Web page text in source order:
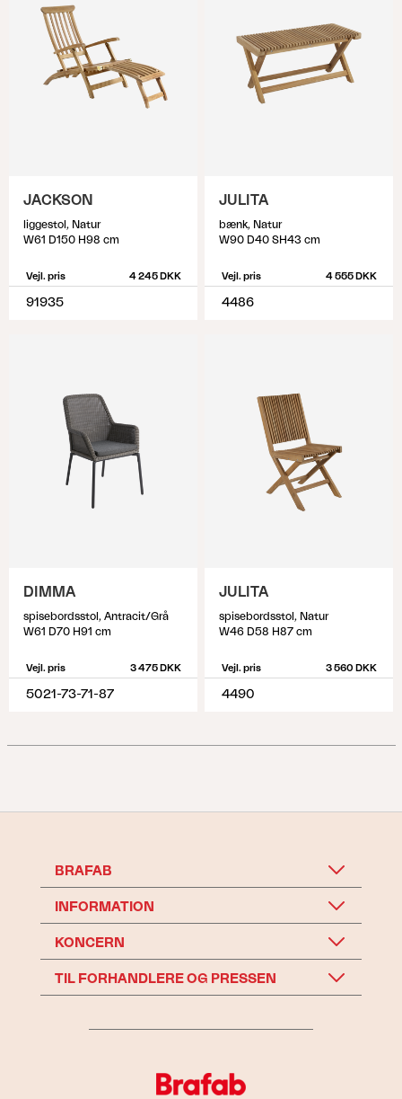
JACKSON
liggestol, Natur
W61 D150 H98 cm
Vejl. pris 4 245 DKK
91935
JULITA
bænk, Natur
W90 D40 SH43 cm
Vejl. pris 4 555 DKK
4486
DIMMA
spisebordsstol, Antracit/Grå
W61 D70 H91 cm
Vejl. pris 3 475 DKK
5021-73-71-87
JULITA
spisebordsstol, Natur
W46 D58 H87 cm
Vejl. pris 3 560 DKK
4490
BRAFAB
INFORMATION
KONCERN
TIL FORHANDLERE OG PRESSEN